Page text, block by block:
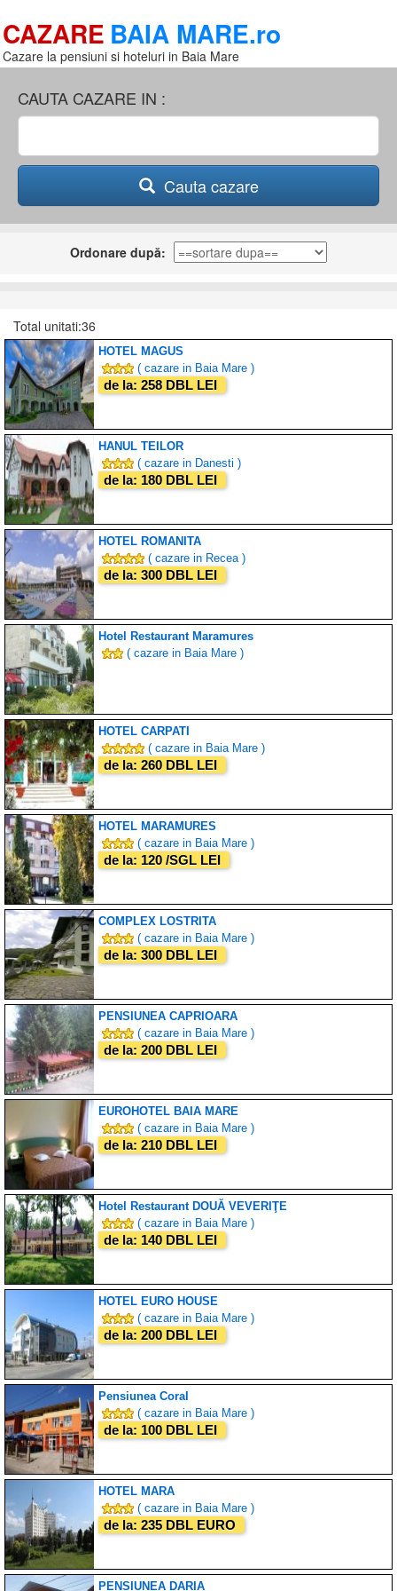
CAZARE BAIA MARE.ro
Cazare la pensiuni si hoteluri in Baia Mare
CAUTA CAZARE IN :
Cauta cazare
Ordonare după:
Total unitati:36
HOTEL MAGUS
( cazare in Baia Mare )
de la: 258 DBL LEI
HANUL TEILOR
( cazare in Danesti )
de la: 180 DBL LEI
HOTEL ROMANITA
( cazare in Recea )
de la: 300 DBL LEI
Hotel Restaurant Maramures
( cazare in Baia Mare )
HOTEL CARPATI
( cazare in Baia Mare )
de la: 260 DBL LEI
HOTEL MARAMURES
( cazare in Baia Mare )
de la: 120 /SGL LEI
COMPLEX LOSTRITA
( cazare in Baia Mare )
de la: 300 DBL LEI
PENSIUNEA CAPRIOARA
( cazare in Baia Mare )
de la: 200 DBL LEI
EUROHOTEL BAIA MARE
( cazare in Baia Mare )
de la: 210 DBL LEI
Hotel Restaurant DOUĂ VEVERIŢE
( cazare in Baia Mare )
de la: 140 DBL LEI
HOTEL EURO HOUSE
( cazare in Baia Mare )
de la: 200 DBL LEI
Pensiunea Coral
( cazare in Baia Mare )
de la: 100 DBL LEI
HOTEL MARA
( cazare in Baia Mare )
de la: 235 DBL EURO
PENSIUNEA DARIA